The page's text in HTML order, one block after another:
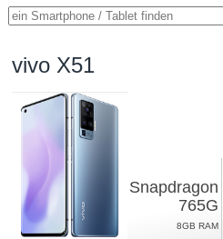
vivo X51
Snapdragon
765G
8GB RAM